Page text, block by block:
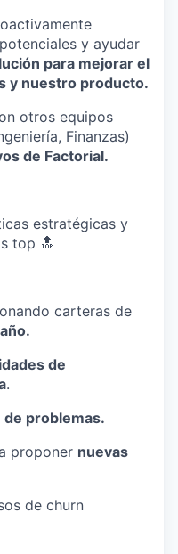
y ayudar
para mejorar el
y nuestro producto.
otros equipos
Finanzas)
de Factorial.
estratégicas y
top 🔝
carteras de
de
.
problemas.
proponer nuevas
de churn